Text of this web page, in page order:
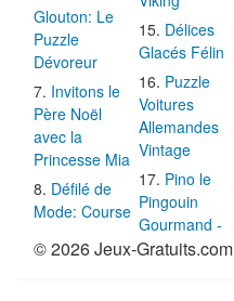
Glouton: Le
Puzzle
Dévoreur
Invitons le
Père Noël
avec la
Princesse Mia
Défilé de
Mode: Course
Délices
Glacés Félin
Puzzle
Voitures
Allemandes
Vintage
Pino le
Pingouin
Gourmand -
© 2026 Jeux-Gratuits.com